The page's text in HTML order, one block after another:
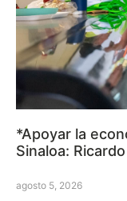
*Apoyar la
Sinaloa:
agosto 5, 2026